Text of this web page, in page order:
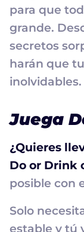
para que
grande.
secretos
harán que
inolvidables.
Juega
¿Quieres
Do or Drink
posible con
Solo
estable y tú